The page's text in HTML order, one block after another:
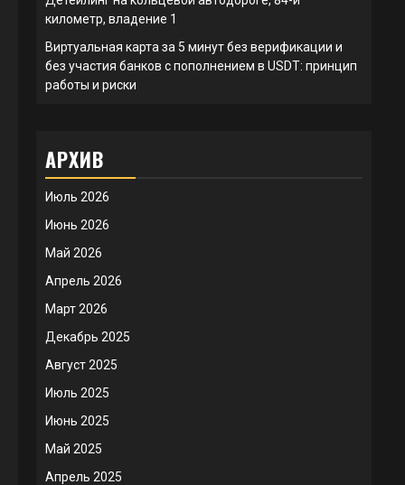
километр, владение 1
Виртуальная карта за 5 минут без верификации и
без участия банков с пополнением в USDT: принцип
работы и риски
АРХИВ
Июль 2026
Июнь 2026
Май 2026
Апрель 2026
Март 2026
Декабрь 2025
Август 2025
Июль 2025
Июнь 2025
Май 2025
Апрель 2025